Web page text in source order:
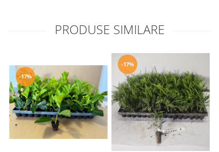
PRODUSE SIMILARE
-17%
-17%